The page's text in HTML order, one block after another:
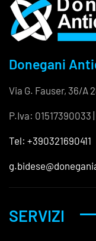
Donegani
Via G. Fauser, 36/A
P.Iva: 01517390033
Tel: +390321690411
SERVIZI